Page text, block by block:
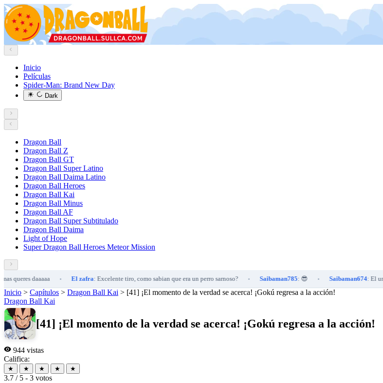
Inicio
Películas
Spider-Man: Brand New Day
Dark
Dragon Ball
Dragon Ball Z
Dragon Ball GT
Dragon Ball Super Latino
Dragon Ball Daima Latino
Dragon Ball Heroes
Dragon Ball Kai
Dragon Ball Minus
Dragon Ball AF
Dragon Ball Super Subtitulado
Dragon Ball Daima
Light of Hope
Super Dragon Ball Heroes Meteor Mission
daaaaa • El zafra : Excelente tiro, como sabian que era un perro sarnoso? • Saibaman785: 😎 • Saibaman674: El universo 4
Inicio > Capítulos > Dragon Ball Kai > [41] ¡El momento de la verdad se acerca! ¡Gokú regresa a la acción!
Dragon Ball Kai
[41] ¡El momento de la verdad se acerca! ¡Gokú regresa a la acción!
944 vistas
Califica:
★ ★ ★ ★ ★
3.7 / 5 - 3 votos